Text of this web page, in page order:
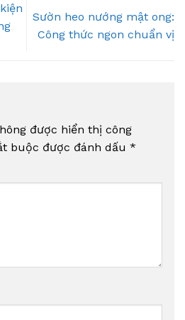
Sườn heo nướng mật ong:
Công thức ngon chuẩn vị
được hiển thị công
buộc được đánh dấu *